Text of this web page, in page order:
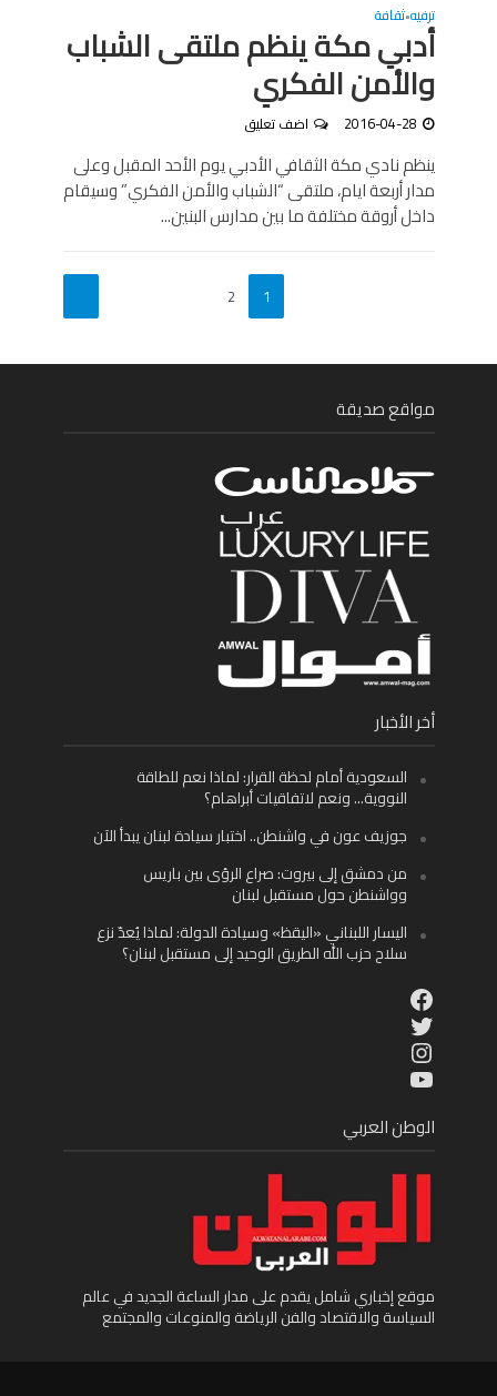
ترفيه•ثقافة
أدبي مكة ينظم ملتقى الشباب
والأمن الفكري
2016-04-28 اضف تعليق
ينظم نادي مكة الثقافي الأدبي يوم الأحد المقبل وعلى
مدار أربعة ايام، ملتقى “الشباب والأمن الفكري” وسيقام
داخل أروقة مختلفة ما بين مدارس البنين...
1
2
مواقع صديقة
أخر الأخبار
السعودية أمام لحظة القرار: لماذا نعم للطاقة
النووية… ونعم لاتفاقيات أبراهام؟
جوزيف عون في واشنطن.. اختبار سيادة لبنان يبدأ الآن
من دمشق إلى بيروت: صراع الرؤى بين باريس
وواشنطن حول مستقبل لبنان
اليسار اللبناني «اليقظ» وسيادة الدولة: لماذا يُعدّ نزع
سلاح حزب الله الطريق الوحيد إلى مستقبل لبنان؟
Facebook
Twitter
Instagram
YouTube
الوطن العربي
موقع إخباري شامل يقدم على مدار الساعة الجديد في عالم
السياسة والاقتصاد والفن الرياضة والمنوعات والمجتمع